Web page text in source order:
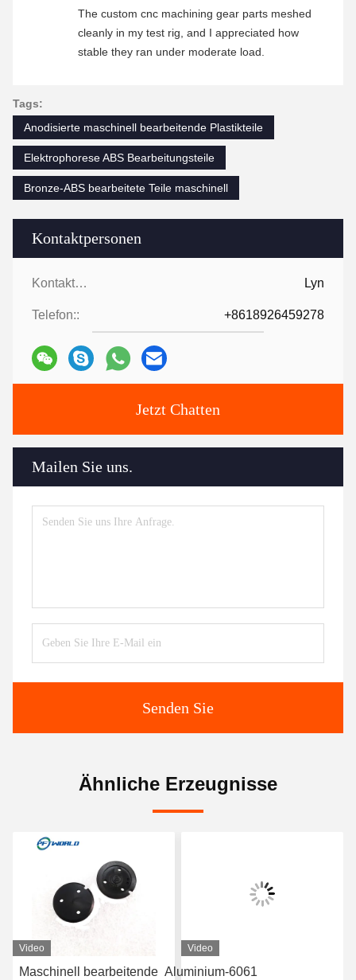
Kontaktpersonen
Kontaktpersonen: Lyn
Telefon:: +8618926459278
Jetzt Chatten
Mailen Sie uns.
Senden Sie
The custom cnc machining gear parts meshed
cleanly in my test rig, and I appreciated how
stable they ran under moderate load.
Tags:
Anodisierte maschinell bearbeitende Plastikteile
Elektrophorese ABS Bearbeitungsteile
Bronze-ABS bearbeitete Teile maschinell
Ähnliche Erzeugnisse
Video
Maschinell bearbeitende
Video
Aluminium-6061